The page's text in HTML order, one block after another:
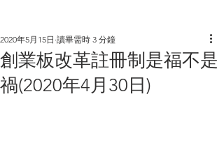
創業板改革註冊制是福不是
禍(2020年4月30日)
2020年5月15日 讀畢需時 3 分鐘